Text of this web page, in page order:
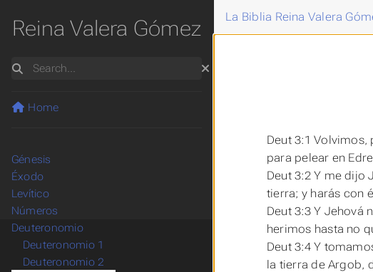
La Biblia Reina Valera
Deut 3:1 Volvimos,
para pelear en
Deut 3:2 Y me dijo
tierra; y harás con
Deut 3:3 Y Jehová
herimos hasta no
Deut 3:4 Y
la tierra de Argob,
Reina Valera Gómez
Search
Home
Génesis
Éxodo
Levítico
Números
Deuteronomio
Deuteronomio 1
Deuteronomio 2